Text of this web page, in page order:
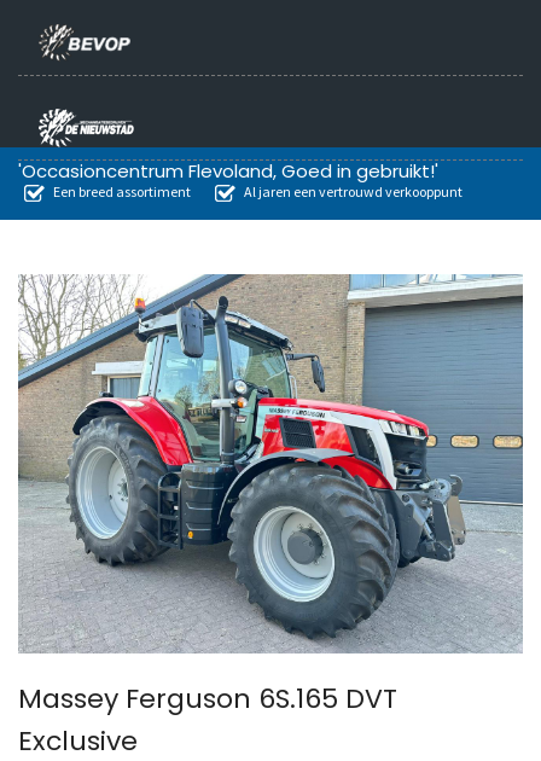
'Occasioncentrum Flevoland, Goed in gebruikt!'
Een breed assortiment Al jaren een vertrouwd verkooppunt
Massey Ferguson 6S.165 DVT
Exclusive